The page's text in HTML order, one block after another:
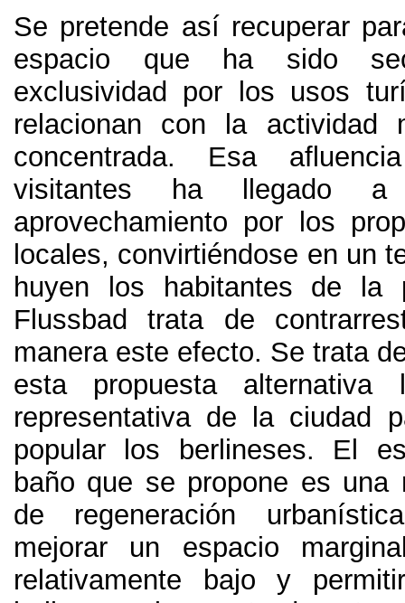
Se pretende así recuperar
espacio que ha sido
exclusividad por los usos
relacionan con la actividad
concentrada. Esa
visitantes ha llegado
aprovechamiento por los
locales, convirtiéndose en un
huyen los habitantes de la
Flussbad trata de
manera este efecto. Se trata
esta propuesta
representativa de la ciudad
popular los berlineses. El
baño que se propone es una
de regeneración
mejorar un espacio
relativamente bajo y